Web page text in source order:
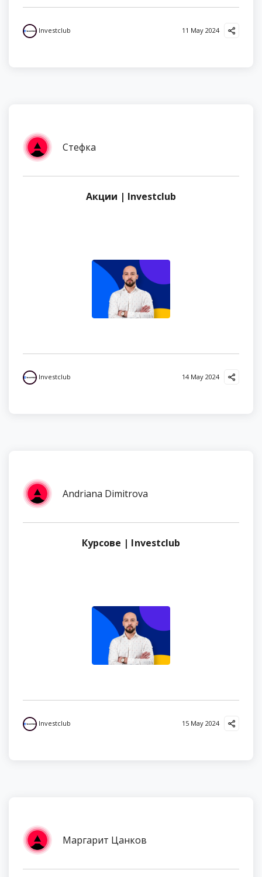
Investclub 11 May 2024
Стефка
Акции | Investclub
Investclub 14 May 2024
Andriana Dimitrova
Курсове | Investclub
Investclub 15 May 2024
Маргарит Цанков